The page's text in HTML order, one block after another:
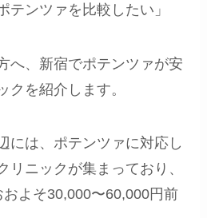
テンツァを比較したい」
へ、新宿でポテンツァが安
クを紹介します。
には、ポテンツァに対応し
リニックが集まっており、
よそ30,000〜60,000円前